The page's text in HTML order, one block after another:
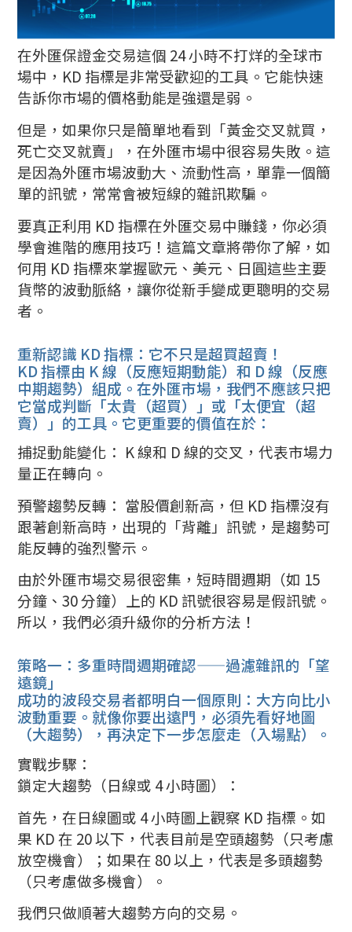
在外匯保證金交易這個 24 小時不打烊的全球市
場中，KD 指標是非常受歡迎的工具。它能快速
告訴你市場的價格動能是強還是弱。
但是，如果你只是簡單地看到「黃金交叉就買，
死亡交叉就賣」，在外匯市場中很容易失敗。這
是因為外匯市場波動大、流動性高，單靠一個簡
單的訊號，常常會被短線的雜訊欺騙。
要真正利用 KD 指標在外匯交易中賺錢，你必須
學會進階的應用技巧！這篇文章將帶你了解，如
何用 KD 指標來掌握歐元、美元、日圓這些主要
貨幣的波動脈絡，讓你從新手變成更聰明的交易
者。
重新認識 KD 指標：它不只是超買超賣！
KD 指標由 K 線（反應短期動能）和 D 線（反應
中期趨勢）組成。在外匯市場，我們不應該只把
它當成判斷「太貴（超買）」或「太便宜（超
賣）」的工具。它更重要的價值在於：
捕捉動能變化： K 線和 D 線的交叉，代表市場力
量正在轉向。
預警趨勢反轉： 當股價創新高，但 KD 指標沒有
跟著創新高時，出現的「背離」訊號，是趨勢可
能反轉的強烈警示。
由於外匯市場交易很密集，短時間週期（如 15
分鐘、30 分鐘）上的 KD 訊號很容易是假訊號。
所以，我們必須升級你的分析方法！
策略一：多重時間週期確認——過濾雜訊的「望
遠鏡」
成功的波段交易者都明白一個原則：大方向比小
波動重要。就像你要出遠門，必須先看好地圖
（大趨勢），再決定下一步怎麼走（入場點）。
實戰步驟：
鎖定大趨勢（日線或 4 小時圖）：
首先，在日線圖或 4 小時圖上觀察 KD 指標。如
果 KD 在 20 以下，代表目前是空頭趨勢（只考慮
放空機會）；如果在 80 以上，代表是多頭趨勢
（只考慮做多機會）。
我們只做順著大趨勢方向的交易。